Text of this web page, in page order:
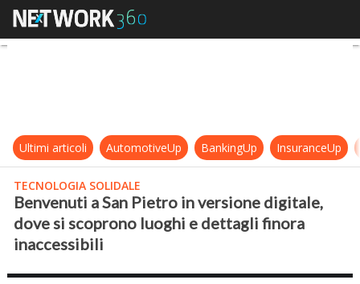
Benvenuti a San Pietro in
Ultimi articoli AutomotiveUp BankingUp InsuranceUp
TECNOLOGIA SOLIDALE
Benvenuti a San Pietro in versione digitale,
dove si scoprono luoghi e dettagli finora
inaccessibili